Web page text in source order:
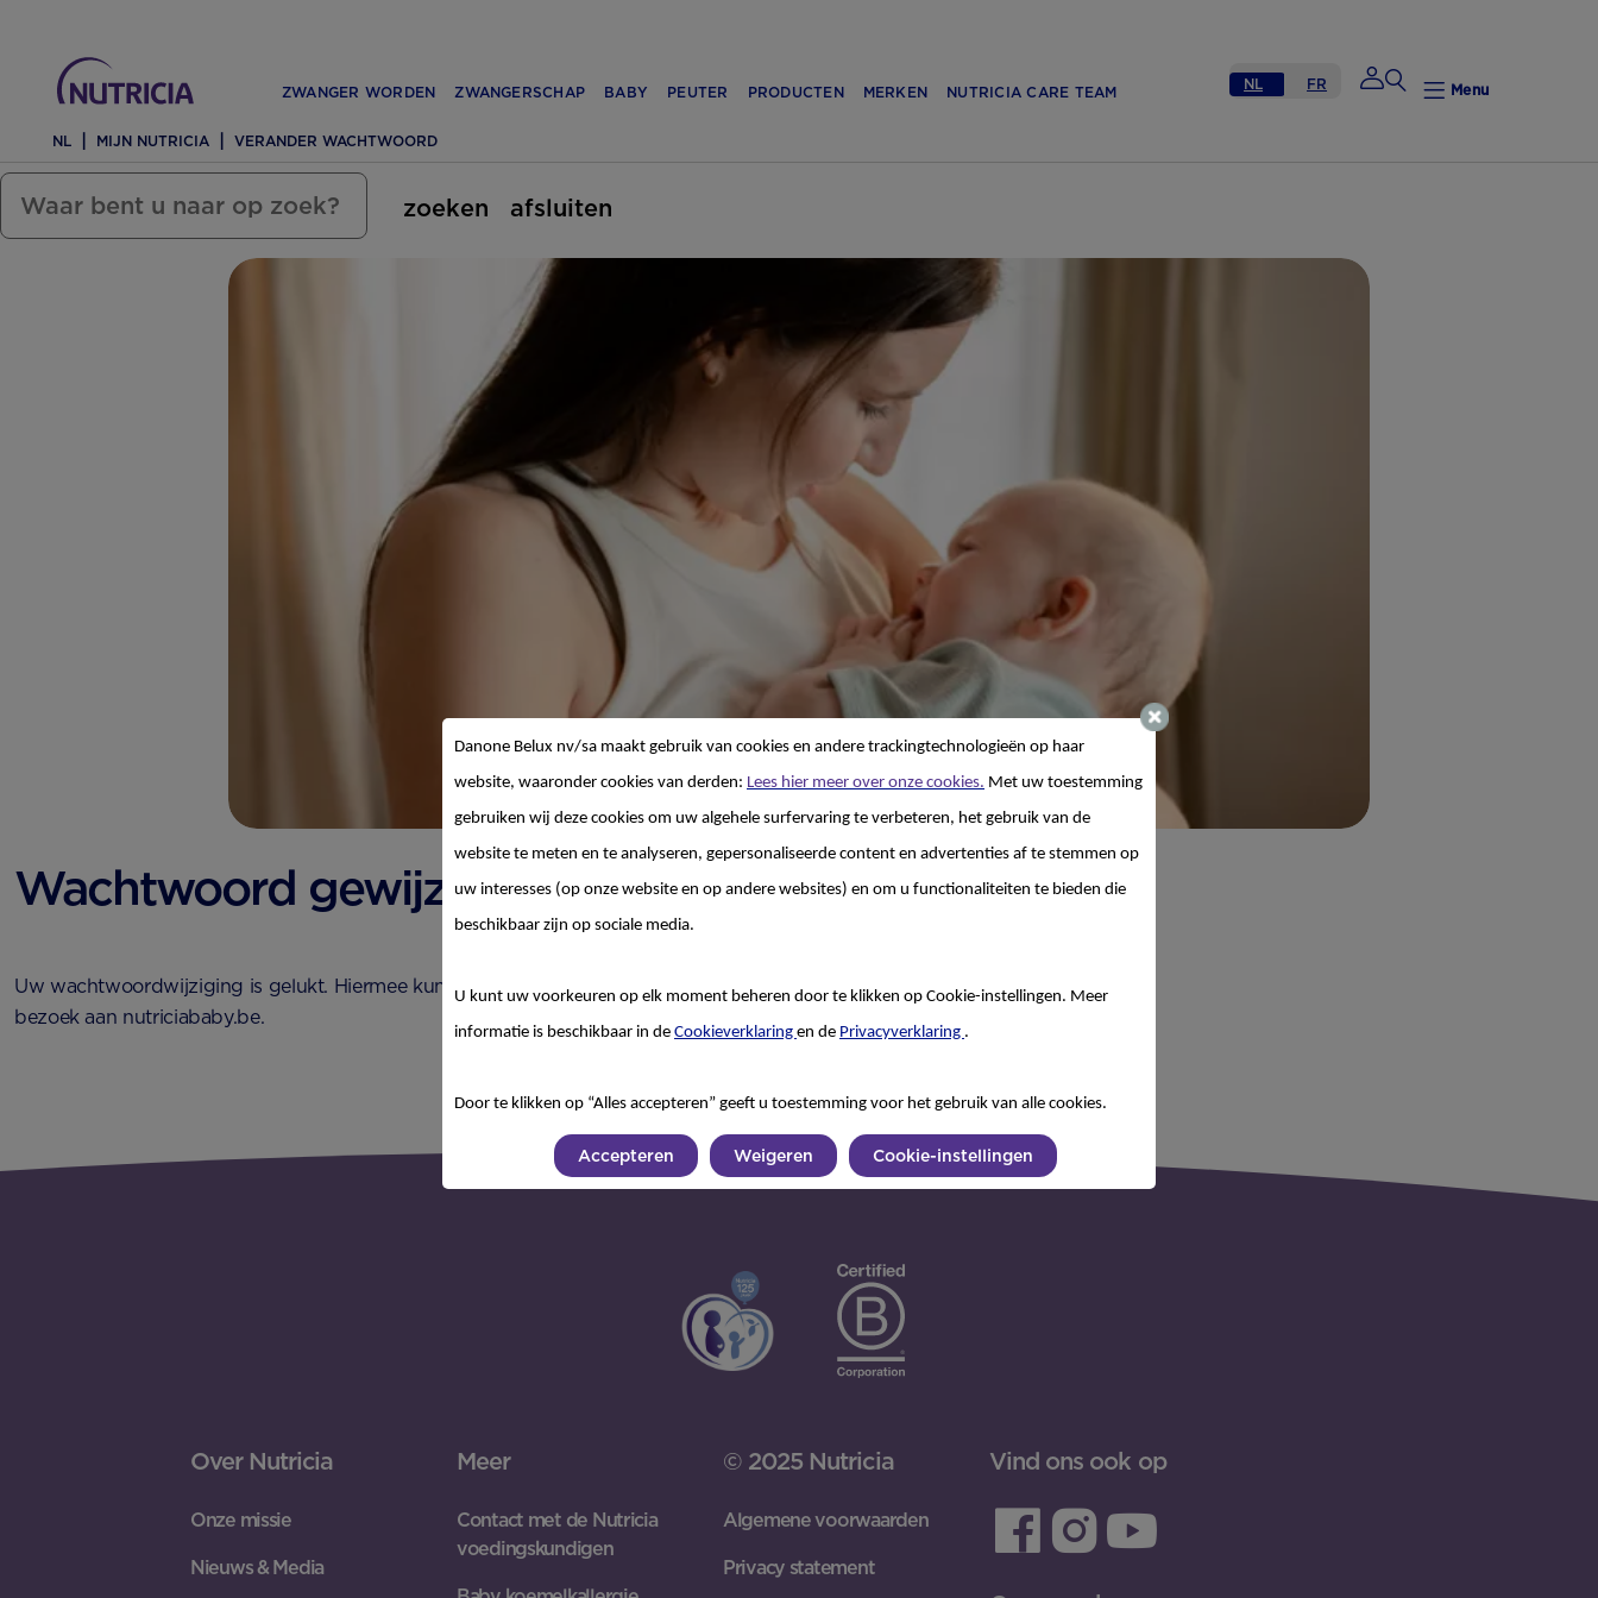
ZWANGER WORDEN ZWANGERSCHAP BABY PEUTER PRODUCTEN MERKEN NUTRICIA CARE TEAM NL FR Menu
zoeken afsluiten
NL MIJN NUTRICIA VERANDER WACHTWOORD
Wachtwoord gewijzigd
Uw wachtwoordwijziging is gelukt. Hiermee kunt u nu inloggen bij uw volgende
bezoek aan nutriciababy.be.
Over Nutricia
Onze missie
Nieuws & Media
Meer
Contact met de Nutricia
voedingskundigen
© 2025 Nutricia
Algemene voorwaarden
Privacy statement
Vind ons ook op
Danone Belux nv/sa maakt gebruik van cookies en andere trackingtechnologieën op haar
website, waaronder cookies van derden: Lees hier meer over onze cookies. Met uw toestemming
gebruiken wij deze cookies om uw algehele surfervaring te verbeteren, het gebruik van de
website te meten en te analyseren, gepersonaliseerde content en advertenties af te stemmen op
uw interesses (op onze website en op andere websites) en om u functionaliteiten te bieden die
beschikbaar zijn op sociale media.
U kunt uw voorkeuren op elk moment beheren door te klikken op Cookie-instellingen. Meer
informatie is beschikbaar in de Cookieverklaring en de Privacyverklaring .
Door te klikken op “Alles accepteren” geeft u toestemming voor het gebruik van alle cookies.
Accepteren Weigeren Cookie-instellingen